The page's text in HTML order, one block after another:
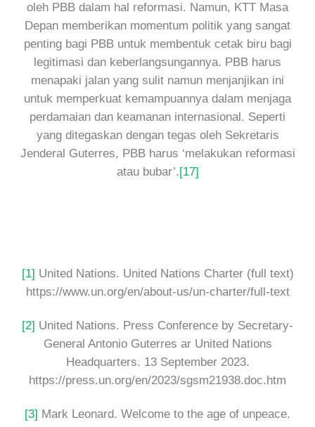
oleh PBB dalam hal reformasi. Namun, KTT Masa
Depan memberikan momentum politik yang sangat
penting bagi PBB untuk membentuk cetak biru bagi
legitimasi dan keberlangsungannya. PBB harus
menapaki jalan yang sulit namun menjanjikan ini
untuk memperkuat kemampuannya dalam menjaga
perdamaian dan keamanan internasional. Seperti
yang ditegaskan dengan tegas oleh Sekretaris
Jenderal Guterres, PBB harus ‘melakukan reformasi
atau bubar’. [17]
[1] United Nations. United Nations Charter (full text)
https://www.un.org/en/about-us/un-charter/full-text
[2] United Nations. Press Conference by Secretary-
General Antonio Guterres ar United Nations
Headquarters. 13 September 2023.
https://press.un.org/en/2023/sgsm21938.doc.htm
[3] Mark Leonard. Welcome to the age of unpeace.